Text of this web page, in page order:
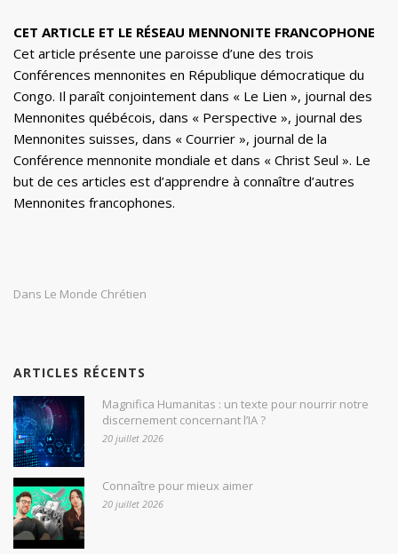
CET ARTICLE ET LE RÉSEAU MENNONITE FRANCOPHONE
Cet article présente une paroisse d’une des trois
Conférences mennonites en République démocratique du
Congo. Il paraît conjointement dans « Le Lien », journal des
Mennonites québécois, dans « Perspective », journal des
Mennonites suisses, dans « Courrier », journal de la
Conférence mennonite mondiale et dans « Christ Seul ». Le
but de ces articles est d’apprendre à connaître d’autres
Mennonites francophones.
Dans Le Monde Chrétien
ARTICLES RÉCENTS
Magnifica Humanitas : un texte pour nourrir notre
discernement concernant l’IA ?
20 juillet 2026
Connaître pour mieux aimer
20 juillet 2026